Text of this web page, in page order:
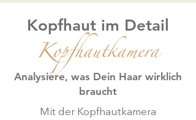
Kopfhaut im Detail
Kopfhautkamera
Analysiere, was Dein Haar wirklich
braucht
Mit der Kopfhautkamera